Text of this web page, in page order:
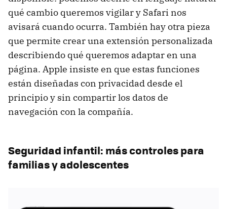
qué cambio queremos vigilar y Safari nos
avisará cuando ocurra. También hay otra pieza
que permite crear una extensión personalizada
describiendo qué queremos adaptar en una
página. Apple insiste en que estas funciones
están diseñadas con privacidad desde el
principio y sin compartir los datos de
navegación con la compañía.
Seguridad infantil: más controles para
familias y adolescentes